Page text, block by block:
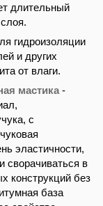
длительный
гидроизоляции
и других
от влаги.
мастика -
с
эластичности,
сворачиваться в
конструкций без
база